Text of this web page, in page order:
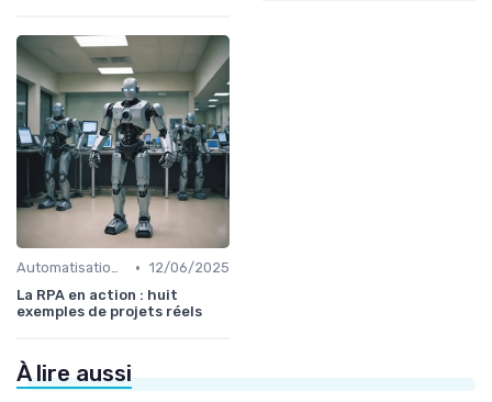
Automatisation et RPA • 12/06/2025
La RPA en action : huit
exemples de projets réels
À lire aussi